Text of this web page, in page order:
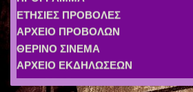
ΣΥΝΔΕΣΜΟΙ
ΑΦΙΣΕΣ
ΧΟΡΗΓΟΙ
ΕΠΙΚΟΙΝΩΝΙΑ